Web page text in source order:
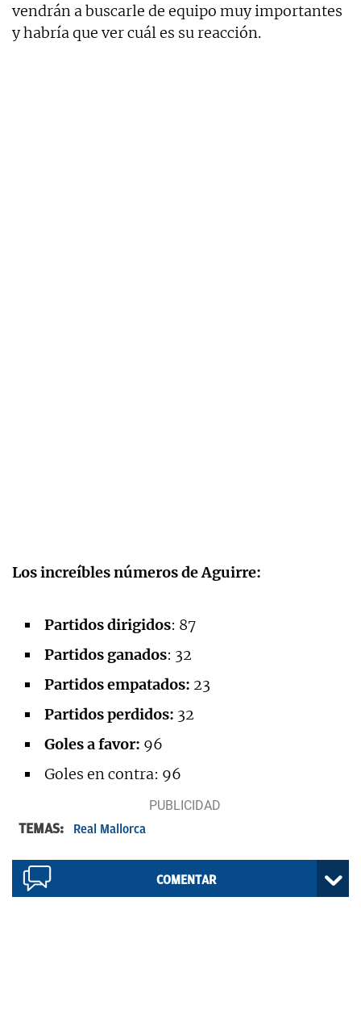
vendrán a buscarle de equipo muy importantes
y habría que ver cuál es su reacción.
Los increíbles números de Aguirre:
Partidos dirigidos: 87
Partidos ganados: 32
Partidos empatados: 23
Partidos perdidos: 32
Goles a favor: 96
Goles en contra: 96
TEMAS: Real Mallorca
COMENTAR